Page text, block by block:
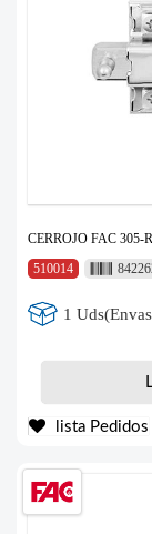
CERROJO FAC
510014
1
lista Pedidos